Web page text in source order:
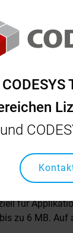
für
zu 6 MB.